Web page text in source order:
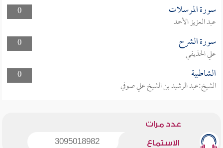
0
سورة المرسلات
عبد العزيز الأحمد
0
سورة الشرح
علي الحذيفي
0
الشاطبية
الشيخ:عبد الرشيد بن الشيخ علي صوفي
عدد مرات
الاستماع 3095018982